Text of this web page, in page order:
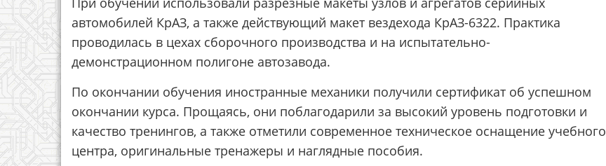
автомобилей КрАЗ, а также действующий макет вездехода КрАЗ-6322. Практика
проводилась в цехах сборочного производства и на испытательно-
демонстрационном полигоне автозавода.
По окончании обучения иностранные механики получили сертификат об успешном
окончании курса. Прощаясь, они поблагодарили за высокий уровень подготовки и
качество тренингов, а также отметили современное техническое оснащение учебного
центра, оригинальные тренажеры и наглядные пособия.